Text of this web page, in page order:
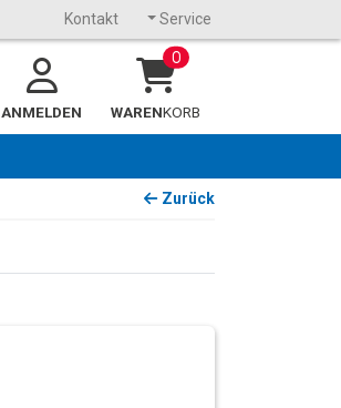
Kontakt Service
ANMELDEN
0
WARENKORB
Zurück